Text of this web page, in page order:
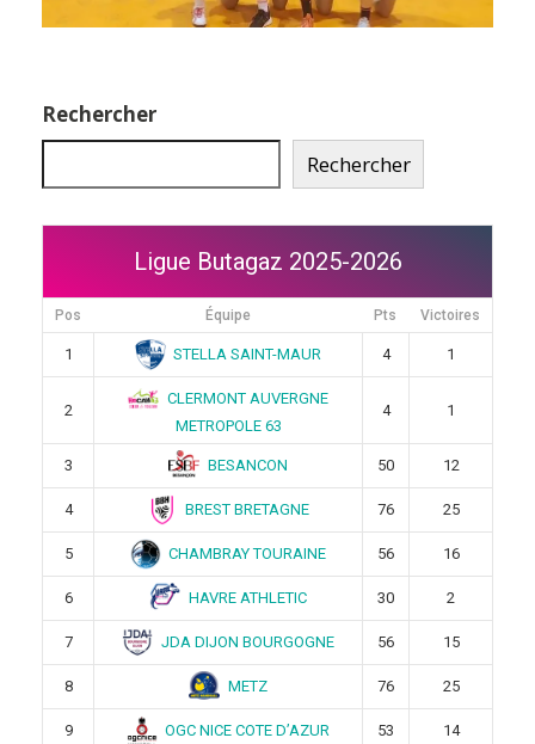
Rechercher
Rechercher
Ligue Butagaz 2025-2026
Pos Équipe Pts Victoires
1 STELLA SAINT-MAUR 4 1
2
CLERMONT AUVERGNE
METROPOLE 63
4 1
3 BESANCON 50 12
4 BREST BRETAGNE 76 25
5 CHAMBRAY TOURAINE 56 16
6 HAVRE ATHLETIC 30 2
7 JDA DIJON BOURGOGNE 56 15
8 METZ 76 25
9 OGC NICE COTE D’AZUR 53 14